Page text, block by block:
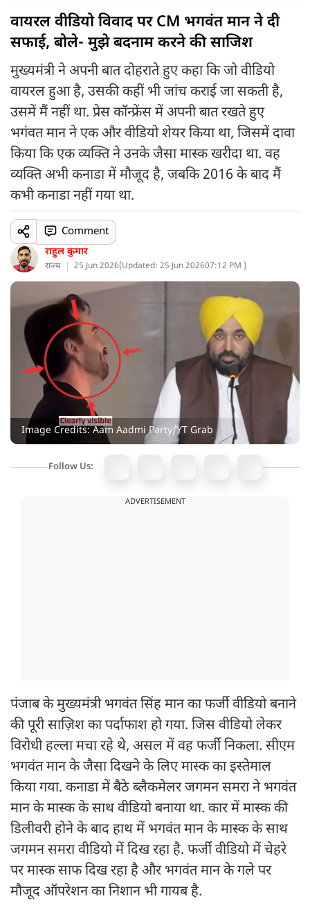
वायरल वीडियो विवाद पर CM भगवंत मान ने दी
सफाई, बोले- मुझे बदनाम करने की साजिश
मुख्यमंत्री ने अपनी बात दोहराते हुए कहा कि जो वीडियो
वायरल हुआ है, उसकी कहीं भी जांच कराई जा सकती है,
उसमें मैं नहीं था. प्रेस कॉन्फ्रेंस में अपनी बात रखते हुए
भगंवत मान ने एक और वीडियो शेयर किया था, जिसमें दावा
किया कि एक व्यक्ति ने उनके जैसा मास्क खरीदा था. वह
व्यक्ति अभी कनाडा में मौजूद है, जबकि 2016 के बाद मैं
कभी कनाडा नहीं गया था.
राहुल कुमार
राज्य 25 Jun 2026(Updated: 25 Jun 202607:12 PM )
Comment
Image Credits: Aam Aadmi Party/YT Grab
Follow Us:
ADVERTISEMENT
पंजाब के मुख्यमंत्री भगवंत सिंह मान का फर्जी वीडियो बनाने
की पूरी साज़िश का पर्दाफाश हो गया. जिस वीडियो लेकर
विरोधी हल्ला मचा रहे थे, असल में वह फर्जी निकला. सीएम
भगवंत मान के जैसा दिखने के लिए मास्क का इस्तेमाल
किया गया. कनाडा में बैठे ब्लैकमेलर जगमन समरा ने भगवंत
मान के मास्क के साथ वीडियो बनाया था. कार में मास्क की
डिलीवरी होने के बाद हाथ में भगवंत मान के मास्क के साथ
जगमन समरा वीडियो में दिख रहा है. फर्जी वीडियो में चेहरे
पर मास्क साफ दिख रहा है और भगवंत मान के गले पर
मौजूद ऑपरेशन का निशान भी गायब है.